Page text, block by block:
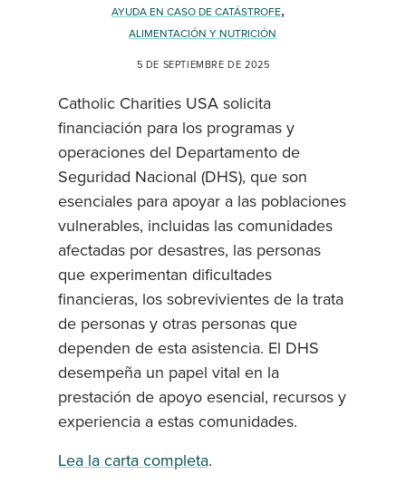
AYUDA EN CASO DE CATÁSTROFE,
ALIMENTACIÓN Y NUTRICIÓN
5 DE SEPTIEMBRE DE 2025
Catholic Charities USA solicita
financiación para los programas y
operaciones del Departamento de
Seguridad Nacional (DHS), que son
esenciales para apoyar a las poblaciones
vulnerables, incluidas las comunidades
afectadas por desastres, las personas
que experimentan dificultades
financieras, los sobrevivientes de la trata
de personas y otras personas que
dependen de esta asistencia. El DHS
desempeña un papel vital en la
prestación de apoyo esencial, recursos y
experiencia a estas comunidades.
Lea la carta completa.